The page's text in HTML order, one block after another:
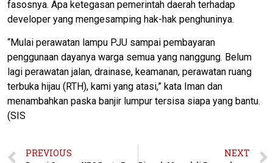
fasosnya. Apa ketegasan pemerintah daerah terhadap
developer yang mengesamping hak-hak penghuninya.
“Mulai perawatan lampu PJU sampai pembayaran
penggunaan dayanya warga semua yang nanggung. Belum
lagi perawatan jalan, drainase, keamanan, perawatan ruang
terbuka hijau (RTH), kami yang atasi,” kata Iman dan
menambahkan paska banjir lumpur tersisa siapa yang bantu.
(SIS
PREVIOUS NEXT